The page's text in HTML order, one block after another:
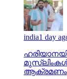
india1 day ago
ആക്രമണം